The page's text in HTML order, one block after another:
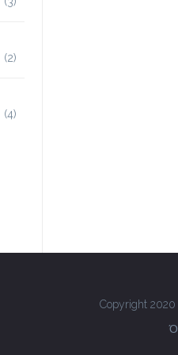
(2)
(4)
Copyright